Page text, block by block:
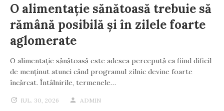
O alimentație sănătoasă trebuie să
rămână posibilă și în zilele foarte
aglomerate
O alimentație sănătoasă este adesea percepută ca fiind dificil
de menținut atunci când programul zilnic devine foarte
încărcat. Întâlnirile, termenele…
IUL. 30, 2026 ADMIN